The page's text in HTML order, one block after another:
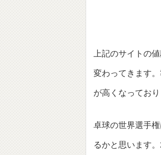
上記のサイトの
変わってきます
が高くなっており
卓球の世界選手
るかと思います